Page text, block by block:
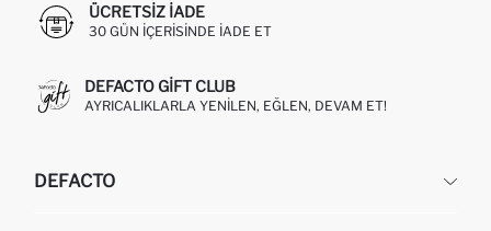
ÜCRETSIZ IADE
30 GÜN IÇERISINDE IADE ET
DEFACTO GIFT CLUB
AYRICALIKLARLA YENILEN, EĞLEN, DEVAM ET!
DEFACTO